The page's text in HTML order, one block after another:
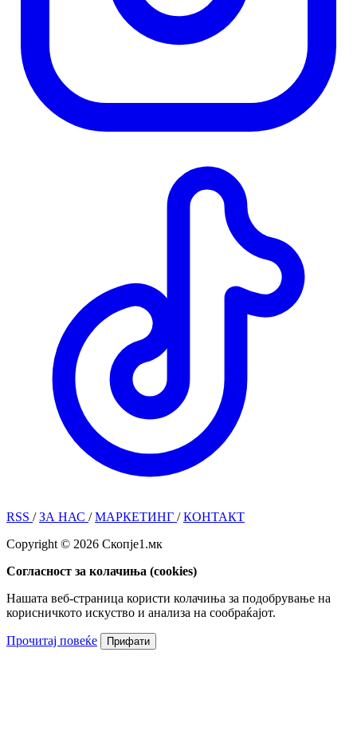
RSS /ЗА НАС /МАРКЕТИНГ /КОНТАКТ
Copyright © 2026 Скопје1.мк
Согласност за колачиња (cookies)
Нашата веб-страница користи колачиња за подобрување на
корисничкото искуство и анализа на сообраќајот.
Прочитај повеќе Прифати